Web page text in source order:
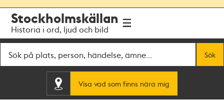
navigationen
huvudinnehållet
Stockholmskällan
Historia i ord, ljud och bild
Sök
Visa vad som finns nära mig